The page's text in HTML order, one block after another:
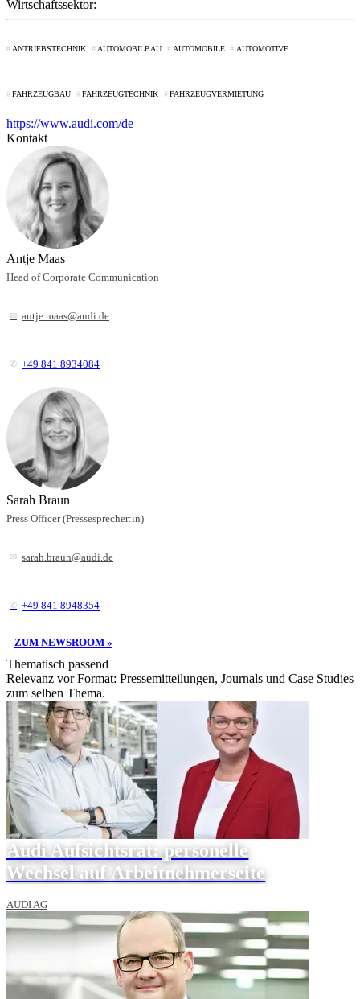
Wirtschaftssektor:
ANTRIEBSTECHNIK AUTOMOBILBAU AUTOMOBILE AUTOMOTIVE
FAHRZEUGBAU FAHRZEUGTECHNIK FAHRZEUGVERMIETUNG
https://www.audi.com/de
Kontakt
Antje Maas
Head of Corporate Communication
antje.maas@audi.de
+49 841 8934084
Sarah Braun
Press Officer (Pressesprecher:in)
sarah.braun@audi.de
+49 841 8948354
ZUM NEWSROOM »
Thematisch passend
Relevanz vor Format: Pressemitteilungen, Journals und Case Studies
zum selben Thema.
Audi Aufsichtsrat: personelle
Wechsel auf Arbeitnehmerseite
AUDI AG